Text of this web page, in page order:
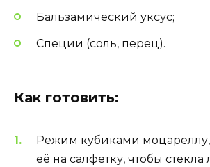
Бальзамический уксус;
Специи (соль, перец).
Как готовить:
Режим кубиками
её на салфетку, чтобы